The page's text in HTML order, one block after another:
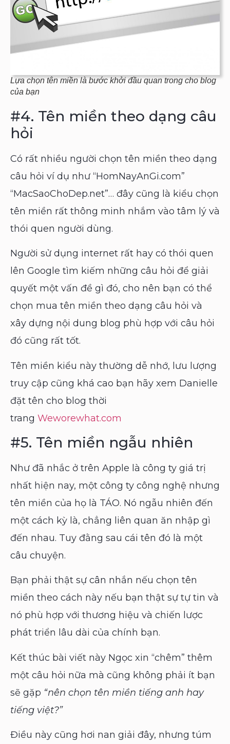
Lựa chọn tên miền là bước khởi đầu quan trong cho blog
của bạn
#4. Tên miền theo dạng câu
hỏi
Có rất nhiều người chọn tên miền theo dạng
câu hỏi ví dụ như “HomNayAnGi.com”
“MacSaoChoDep.net”… đây cũng là kiểu chọn
tên miền rất thông minh nhắm vào tâm lý và
thói quen người dùng.
Người sử dụng internet rất hay có thói quen
lên Google tìm kiếm những câu hỏi để giải
quyết một vấn đề gì đó, cho nên bạn có thể
chọn mua tên miền theo dạng câu hỏi và
xây dựng nội dung blog phù hợp với câu hỏi
đó cũng rất tốt.
Tên miền kiểu này thường dễ nhớ, lưu lượng
truy cập cũng khá cao bạn hãy xem Danielle
đặt tên cho blog thời
trang Weworewhat.com
#5. Tên miền ngẫu nhiên
Như đã nhắc ở trên Apple là công ty giá trị
nhất hiện nay, một công ty công nghệ nhưng
tên miền của họ là TÁO. Nó ngẫu nhiên đến
một cách kỳ là, chẳng liên quan ăn nhập gì
đến nhau. Tuy đằng sau cái tên đó là một
câu chuyện.
Bạn phải thật sự cân nhắn nếu chọn tên
miền theo cách này nếu bạn thật sự tự tin và
nó phù hợp với thương hiệu và chiến lược
phát triển lâu dài của chính bạn.
Kết thúc bài viết này Ngọc xin “chêm” thêm
một câu hỏi nữa mà cũng không phải ít bạn
sẽ gặp “nên chọn tên miền tiếng anh hay
tiếng việt?”
Điều này cũng hơi nan giải đây, nhưng túm